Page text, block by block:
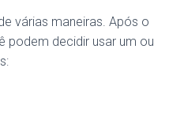
várias maneiras. Após o
podem decidir usar um ou